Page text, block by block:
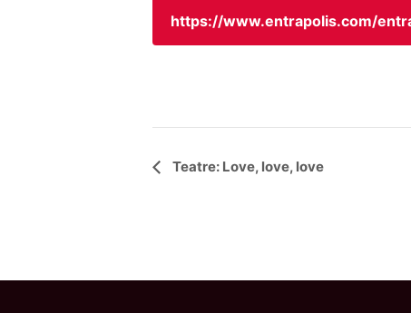
https://www.entrapolis.com/
Navegació
Teatre: Love, love, love